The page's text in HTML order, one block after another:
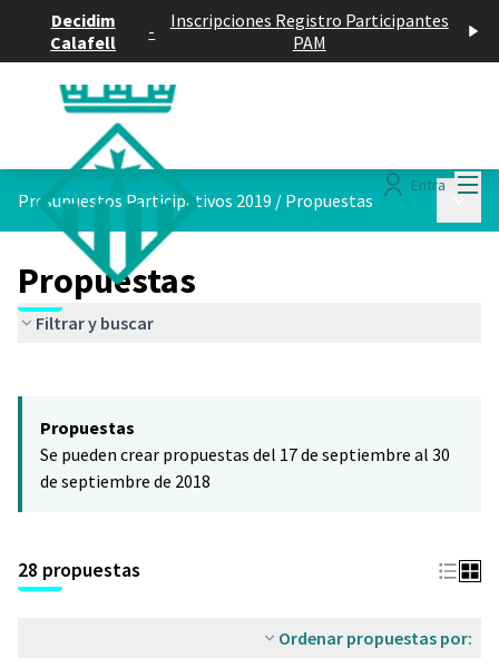
Decidim
Calafell
-
Inscripciones Registro Participantes
PAM
Entra
Presupuestos Participativos 2019 / Propuestas
Propuestas
Filtrar y buscar
−
Propuestas
Se pueden crear propuestas del 17 de septiembre al 30
de septiembre de 2018
28 propuestas
Ordenar propuestas por: